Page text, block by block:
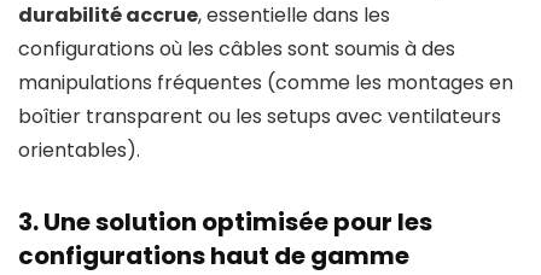
durabilité accrue, essentielle dans les
configurations où les câbles sont soumis à des
manipulations fréquentes (comme les montages en
boîtier transparent ou les setups avec ventilateurs
orientables).
3. Une solution optimisée pour les
configurations haut de gamme